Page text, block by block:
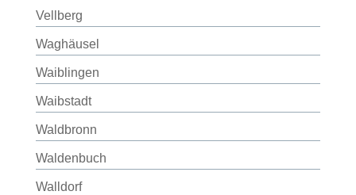
Vellberg
Waghäusel
Waiblingen
Waibstadt
Waldbronn
Waldenbuch
Walldorf